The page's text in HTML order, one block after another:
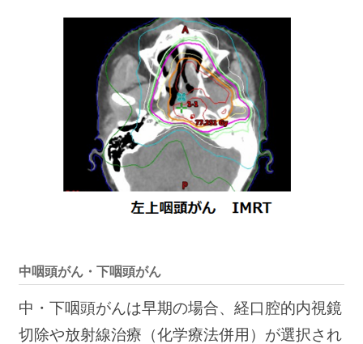
中咽頭がん・下咽頭がん
中・下咽頭がんは早期の場合、経口腔的内視鏡
切除や放射線治療（化学療法併用）が選択され